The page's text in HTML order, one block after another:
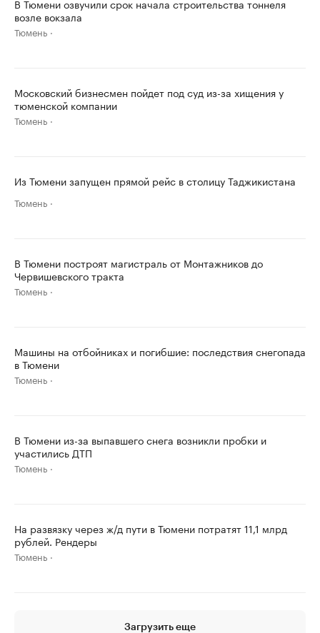
В Тюмени озвучили срок начала строительства тоннеля
возле вокзала
Тюмень
Московский бизнесмен пойдет под суд из-за хищения у
тюменской компании
Тюмень
Из Тюмени запущен прямой рейс в столицу Таджикистана
Тюмень
В Тюмени построят магистраль от Монтажников до
Червишевского тракта
Тюмень
Машины на отбойниках и погибшие: последствия снегопада
в Тюмени
Тюмень
В Тюмени из-за выпавшего снега возникли пробки и
участились ДТП
Тюмень
На развязку через ж/д пути в Тюмени потратят 11,1 млрд
рублей. Рендеры
Тюмень
Загрузить еще